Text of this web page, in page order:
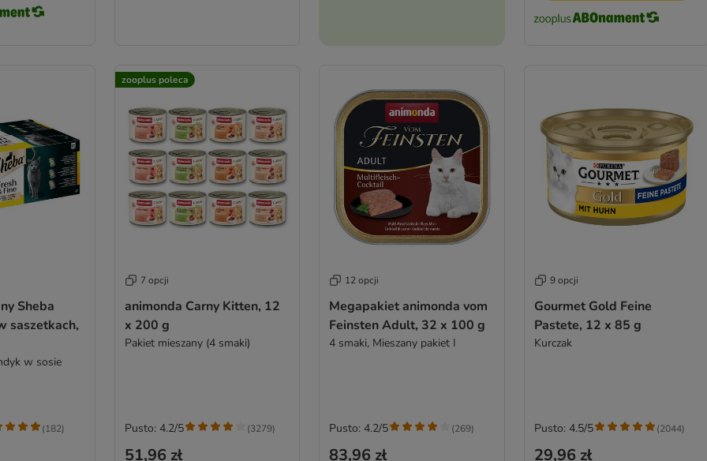
Sheba
saszetkach,
w sosie
(182)
zooplus poleca
7 opcji
animonda Carny Kitten, 12
x 200 g
Pakiet mieszany (4 smaki)
51,96 zł
Pusto: 4.2/5 (3279)
12 opcji
Megapakiet animonda vom
Feinsten Adult, 32 x 100 g
4 smaki, Mieszany pakiet I
83,96 zł
Pusto: 4.2/5 (269)
9 opcji
Gourmet Gold Feine
Pastete, 12 x 85 g
Kurczak
29,96 zł
Pusto: 4.5/5 (2044)